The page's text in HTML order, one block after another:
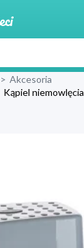
Produkty
> Akcesoria
Kąpiel niemowlęcia